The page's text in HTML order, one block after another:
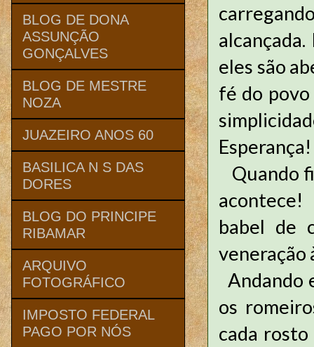
eles são
fé do
Esperança!
Quando
babel de
veneração
Andando
os
cada
BLOG DE DONA
ASSUNÇÃO
GONÇALVES
BLOG DE MESTRE
NOZA
JUAZEIRO ANOS 60
BASILICA N S DAS
DORES
BLOG DO PRINCIPE
RIBAMAR
ARQUIVO
FOTOGRÁFICO
IMPOSTO FEDERAL
PAGO POR NÓS